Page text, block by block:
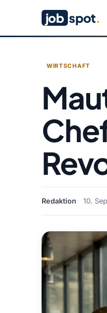
job spot.
WIRTSCHAFT
Redaktion 10.